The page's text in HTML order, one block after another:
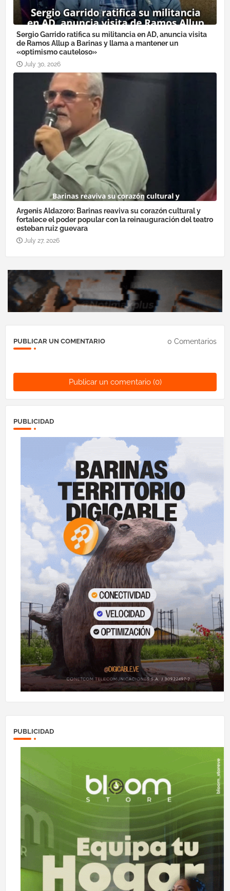
Sergio Garrido ratifica su militancia en AD, anuncia visita
de Ramos Allup a Barinas y llama a mantener un
«optimismo cauteloso»
July 30, 2026
Argenis Aldazoro: Barinas reaviva su corazón cultural y
fortalece el poder popular con la reinauguración del teatro
esteban ruiz guevara
July 27, 2026
PUBLICAR UN COMENTARIO 0 Comentarios
Publicar un comentario (0)
PUBLICIDAD
PUBLICIDAD